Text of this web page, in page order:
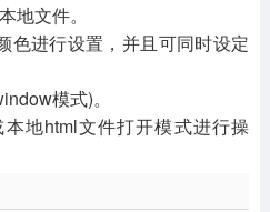
地文件。
色进行设置，并且可同时设定
模式)。
地html文件打开模式进行操